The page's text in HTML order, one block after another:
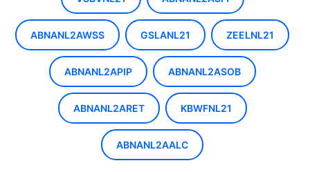
ABNANL2AWSS GSLANL21 ZEELNL21
ABNANL2APIP ABNANL2ASOB
ABNANL2ARET KBWFNL21
ABNANL2AALC